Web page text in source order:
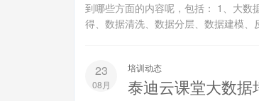
到哪些方面的内容呢，包括： 1、大数
得、数据清洗、数据分层、数据建模
23
08月
培训动态
泰迪云课堂大数据